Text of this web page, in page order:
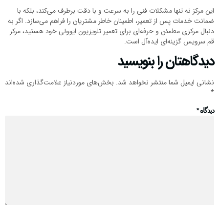
این مرکز نه تنها مشکلات فنی را به سرعت و با دقت برطرف می‌کند، بلکه با
ضمانت خدمات پس از تعمیر، اطمینان خاطر مشتریان را فراهم می‌سازد. اگر به
دنبال مرکزی مطمئن و حرفه‌ای برای تعمیر تلویزیون ایوولی خود هستید، مرکز
قم سرویس گزینه‌ای ایده‌آل است.
دیدگاهتان را بنویسید
نشانی ایمیل شما منتشر نخواهد شد. بخش‌های موردنیاز علامت‌گذاری شده‌اند
*
دیدگاه*